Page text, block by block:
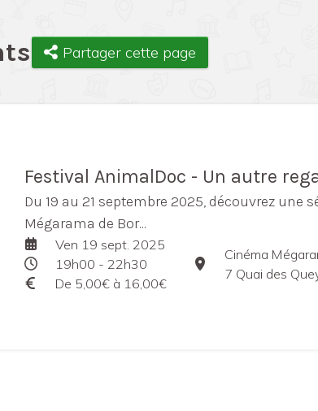
Partager cette page
Festival AnimalDoc - Un autre
Du 19 au 21 septembre 2025, découvrez une
Mégarama de Bor...
Ven 19 sept. 2025
19h00 - 22h30
De 5,00€ à 16,00€
Cinéma
7 Quai des